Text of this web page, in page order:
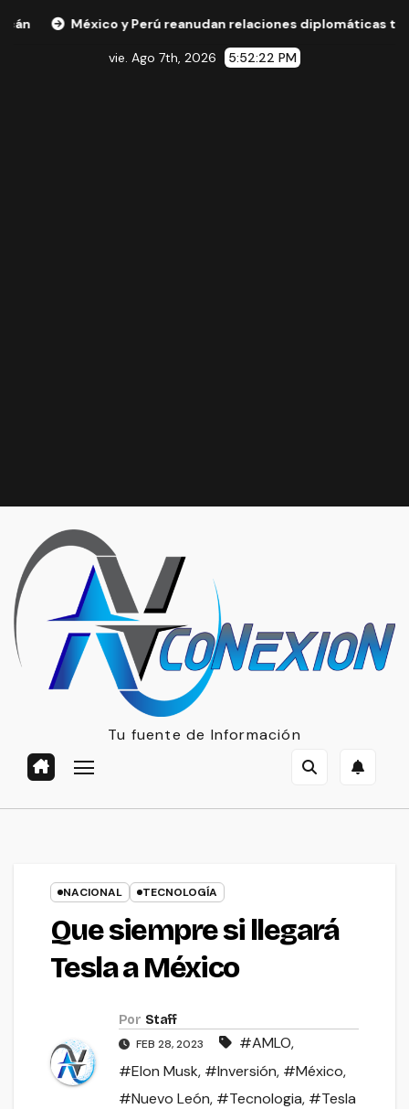
y Perú reanudan relaciones diplomáticas tras acuerdo
vie. Ago 7th, 2026 5:52:23 PM
Tu fuente de Información
NACIONAL TECNOLOGÍA
Que siempre si llegará
Tesla a México
Por Staff
FEB 28, 2023 #AMLO,
#Elon Musk, #Inversión, #México,
#Nuevo León, #Tecnologia, #Tesla